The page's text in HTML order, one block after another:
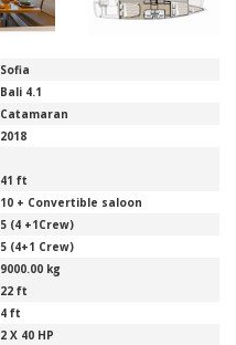
Sofia
Bali 4.1
Catamaran
2018
41 ft
10 + Convertible saloon
5 (4 +1Crew)
5 (4+1 Crew)
9000.00 kg
22 ft
4 ft
2 X 40 HP